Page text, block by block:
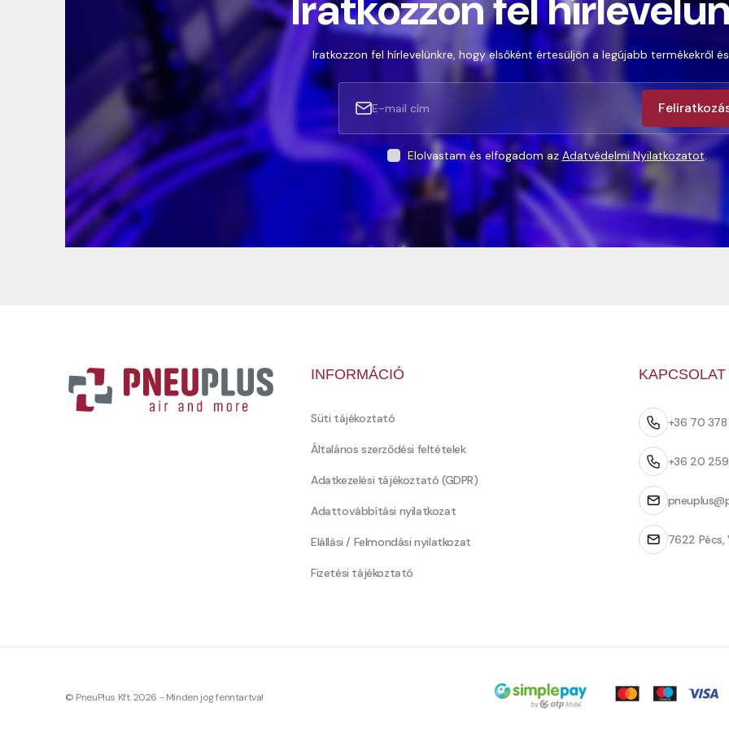
Iratkozzon fel hírlevelünkre, hogy elsőként értesüljön a legújabb termékekről
Elolvastam és elfogadom azAdatvédelmi Nyilatkozatot.
INFORMÁCIÓ
Süti tájékoztató
Általános szerződési feltételek
Adatkezelési tájékoztató (GDPR)
Adattovábbítási nyilatkozat
Elállási / Felmondási nyilatkozat
Fizetési tájékoztató
KAPCSOLAT
+36 70
+36 20
7622 Pécs,
© PneuPlus Kft. 2026 - Minden jog fenntartva!